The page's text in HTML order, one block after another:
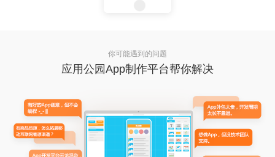
你可能遇到的问题
应用公园App制作平台帮你解决